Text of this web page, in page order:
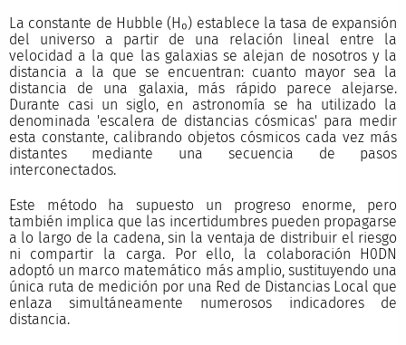
La constante de Hubble (H₀) establece la tasa de expansión
del universo a partir de una relación lineal entre la
velocidad a la que las galaxias se alejan de nosotros y la
distancia a la que se encuentran: cuanto mayor sea la
distancia de una galaxia, más rápido parece alejarse.
Durante casi un siglo, en astronomía se ha utilizado la
denominada 'escalera de distancias cósmicas' para medir
esta constante, calibrando objetos cósmicos cada vez más
distantes mediante una secuencia de pasos
interconectados.
Este método ha supuesto un progreso enorme, pero
también implica que las incertidumbres pueden propagarse
a lo largo de la cadena, sin la ventaja de distribuir el riesgo
ni compartir la carga. Por ello, la colaboración H0DN
adoptó un marco matemático más amplio, sustituyendo una
única ruta de medición por una Red de Distancias Local que
enlaza simultáneamente numerosos indicadores de
distancia.